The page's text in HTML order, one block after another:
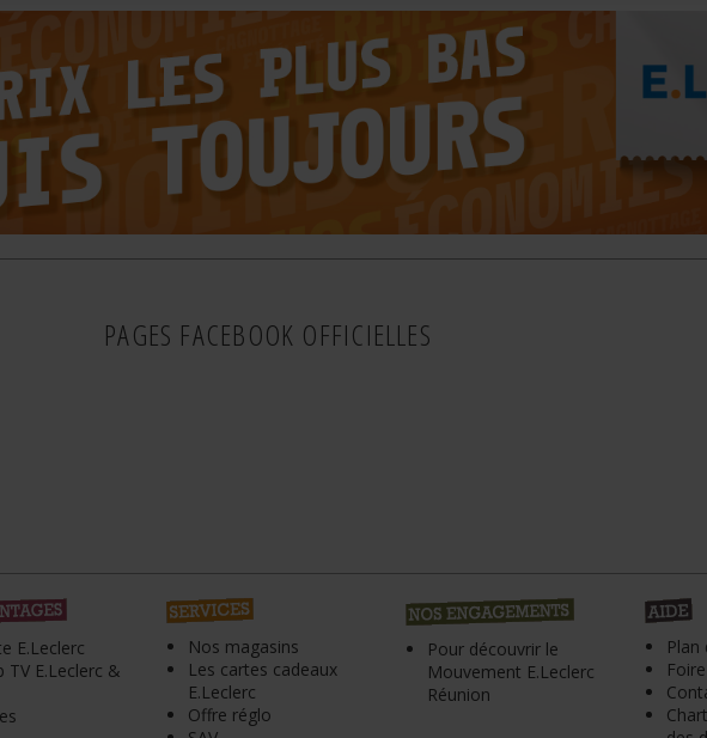
PAGES FACEBOOK OFFICIELLES
E.Leclerc
TV E.Leclerc &
Nos magasins
Les cartes cadeaux
E.Leclerc
Offre réglo
Pour découvrir le
Mouvement E.Leclerc
Réunion
Plan